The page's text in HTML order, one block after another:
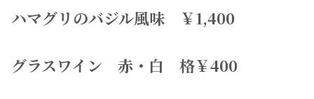
ハマグリのバジル風味 ￥1,400
グラスワイン 赤・白 格￥400